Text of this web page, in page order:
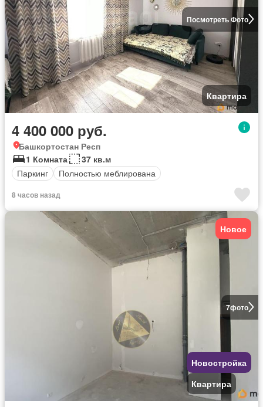
Посмотреть Фото
Квартира
4 400 000 руб.
Башкортостан Респ
1 Комната
37 кв.м
Паркинг
Полностью меблирована
8 часов назад
7фото
Новое
Новостройка
Квартира